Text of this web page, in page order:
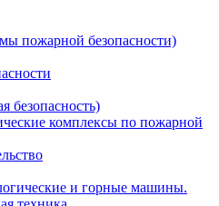
пожарной безопасности)
безопасность)
комплексы по пожарной
и горные машины.